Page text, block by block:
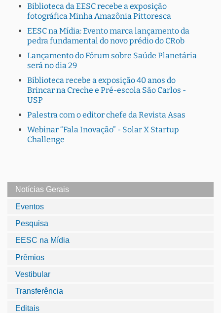
Biblioteca da EESC recebe a exposição
fotográfica Minha Amazônia Pittoresca
EESC na Mídia: Evento marca lançamento da
pedra fundamental do novo prédio do CRob
Lançamento do Fórum sobre Saúde Planetária
será no dia 29
Biblioteca recebe a exposição 40 anos do
Brincar na Creche e Pré-escola São Carlos -
USP
Palestra com o editor chefe da Revista Asas
Webinar “Fala Inovação” - Solar X Startup
Challenge
Notícias Gerais
Eventos
Pesquisa
EESC na Mídia
Prêmios
Vestibular
Transferência
Editais